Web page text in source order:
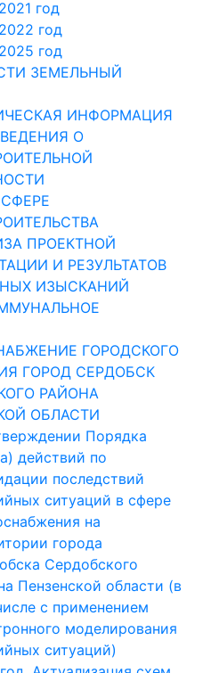
2021 год
2022 год
2025 год
ЗЕМЕЛЬНЫЙ
ИНФОРМАЦИЯ
О
ПРОЕКТНОЙ
И РЕЗУЛЬТАТОВ
ИЗЫСКАНИЙ
ГОРОДСКОГО
ГОРОД СЕРДОБСК
РАЙОНА
ОБЛАСТИ
Порядка
действий по
последствий
ситуаций в сфере
на
города
Сердобского
Пензенской области (в
с применением
моделирования
ситуаций)